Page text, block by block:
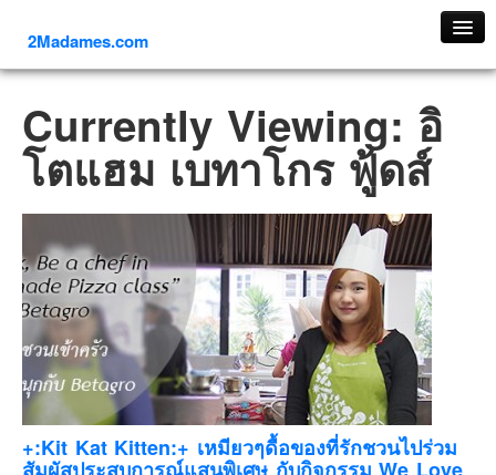
2Madames.com
ภาคเหนือ
ภาคใต้
ภาคตะวันตก
ภาคอีสาน
ทริปต่างประเทศ
ยุโรป
รัสเซีย
อิตาลี
ตุรกี-ตุรเคีย
Currently Viewing: อิ
โตแฮม เบทาโกร ฟู้ดส์
+:Kit Kat Kitten:+ เหมียวๆดื้อของที่รักชวนไปร่วม